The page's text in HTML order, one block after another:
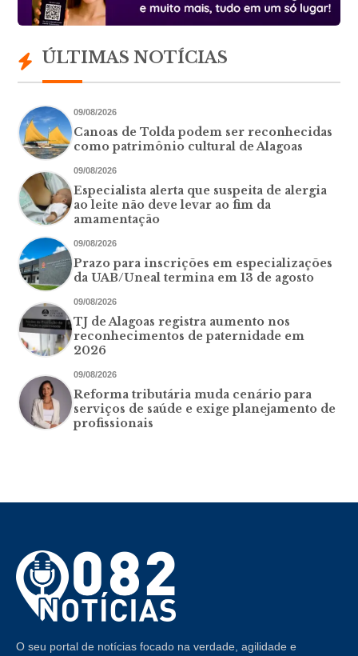
ÚLTIMAS NOTÍCIAS
09/08/2026
Canoas de Tolda podem ser reconhecidas
como patrimônio cultural de Alagoas
09/08/2026
Especialista alerta que suspeita de alergia
ao leite não deve levar ao fim da
amamentação
09/08/2026
Prazo para inscrições em especializações
da UAB/Uneal termina em 13 de agosto
09/08/2026
TJ de Alagoas registra aumento nos
reconhecimentos de paternidade em
2026
09/08/2026
Reforma tributária muda cenário para
serviços de saúde e exige planejamento de
profissionais
O seu portal de notícias focado na verdade, agilidade e